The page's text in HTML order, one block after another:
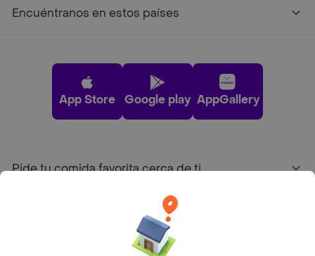
Encuéntranos en estos países
App Store Google play AppGallery
Pide tu comida favorita cerca de ti